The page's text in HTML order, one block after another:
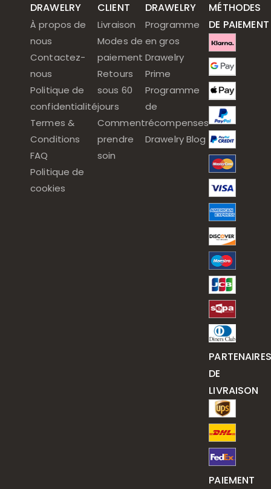
DRAWELRY
À propos de
nous
Contactez-
nous
Politique de
confidentialité
Termes &
Conditions
FAQ
Politique de
cookies
CLIENT
Livraison
Modes de
paiement
Retours
sous 60
jours
Comment
prendre
soin
DRAWELRY
Programme
en gros
Drawelry
Prime
Programme
de
récompenses
Drawelry Blog
MÉTHODES
DE PAIEMENT
PARTENAIRES
DE
LIVRAISON
PAIEMENT